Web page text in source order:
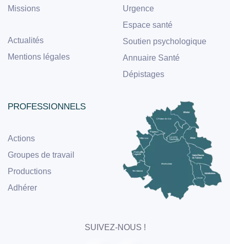
Missions
Actualités
Mentions légales
Urgence
Espace santé
Soutien psychologique
Annuaire Santé
Dépistages
PROFESSIONNELS
Actions
Groupes de travail
Productions
Adhérer
SUIVEZ-NOUS !